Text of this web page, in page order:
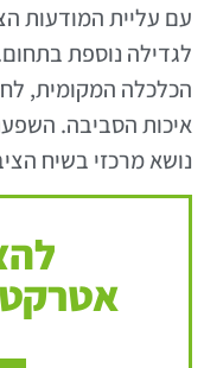
עם עליית המודעות
לגדילה נוספת
הכלכלה המקומית,
איכות הסביבה.
נושא מרכזי בשיח